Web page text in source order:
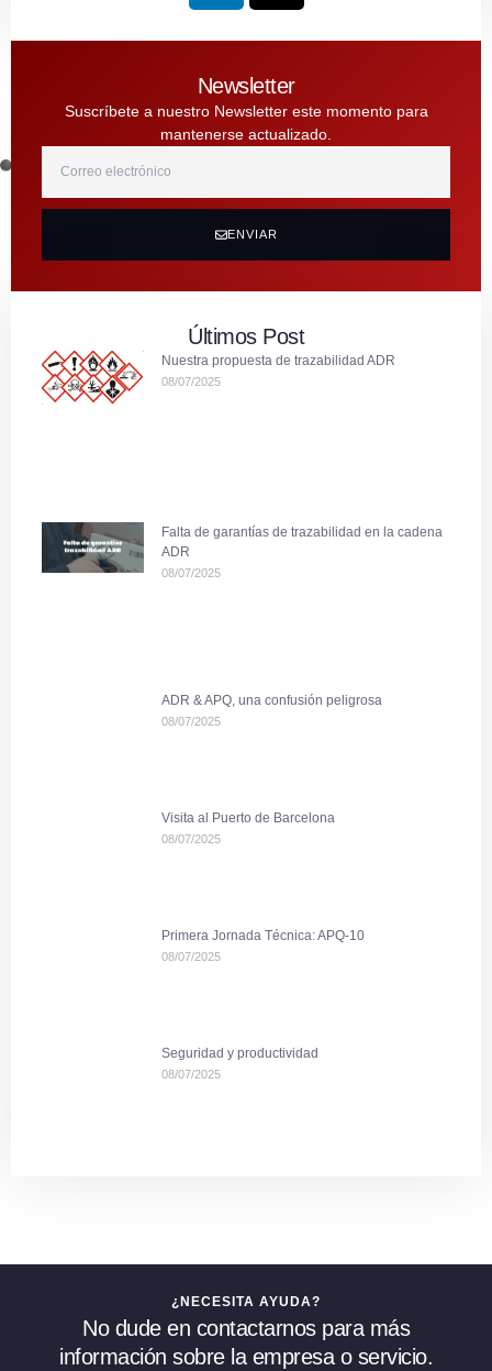
Newsletter
Suscríbete a nuestro Newsletter este momento para
mantenerse actualizado.
ENVIAR
Últimos Post
Nuestra propuesta de trazabilidad ADR
08/07/2025
Falta de garantías de trazabilidad en la cadena
ADR
08/07/2025
ADR & APQ, una confusión peligrosa
08/07/2025
Visita al Puerto de Barcelona
08/07/2025
Primera Jornada Técnica: APQ-10
08/07/2025
Seguridad y productividad
08/07/2025
¿NECESITA AYUDA?
No dude en contactarnos para más
información sobre la empresa o servicio.